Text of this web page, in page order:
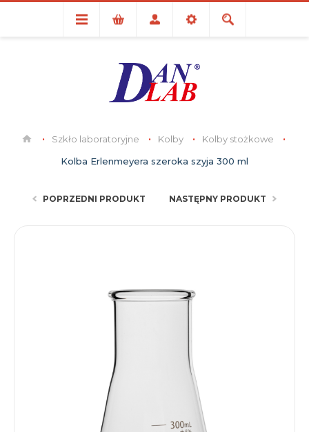
Szkło laboratoryjne Kolby
Kolby stożkowe
Kolba Erlenmeyera szeroka szyja 300 ml
POPRZEDNI PRODUKT NASTĘPNY PRODUKT